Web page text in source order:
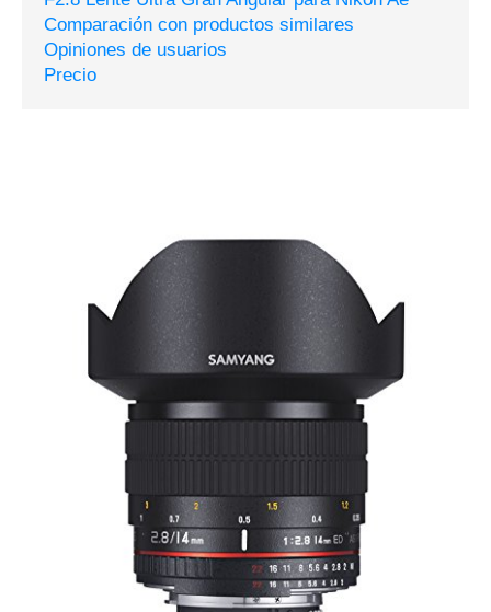
Comparación con productos similares
Opiniones de usuarios
Precio